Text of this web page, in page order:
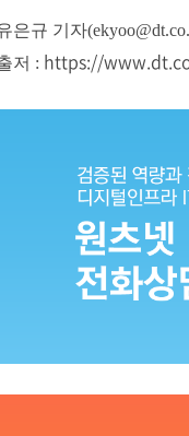
은규 기자
저 : https://